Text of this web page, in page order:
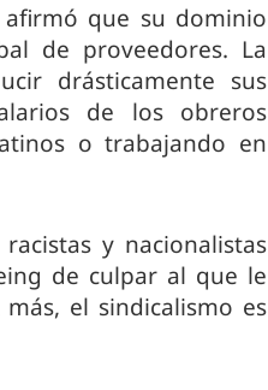
que su dominio
de proveedores. La
drásticamente sus
de los obreros
o trabajando en
y nacionalistas
de culpar al que le
el sindicalismo es